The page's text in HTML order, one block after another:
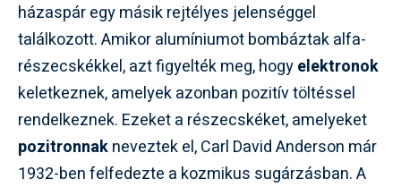
házaspár egy másik rejtélyes jelenséggel
találkozott. Amikor alumíniumot bombáztak alfa-
részecskékkel, azt figyelték meg, hogyelektronok
keletkeznek, amelyek azonban pozitív töltéssel
rendelkeznek. Ezeket a részecskéket, amelyeket
pozitronnakneveztek el, Carl David Anderson már
1932-ben felfedezte a kozmikus sugárzásban. A